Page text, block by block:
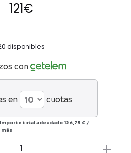
121€
disponibles
con
en cuotas
Importe total adeudado126,75 € /
más